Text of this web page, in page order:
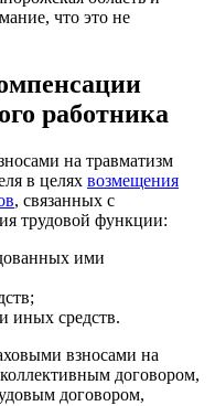
что это не
работника
на травматизм
в целях возмещения
, связанных с
трудовой функции:
ими
иных средств.
взносами на
договором,
договором,